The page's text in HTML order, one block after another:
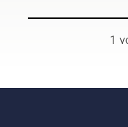
Schnitzer
1